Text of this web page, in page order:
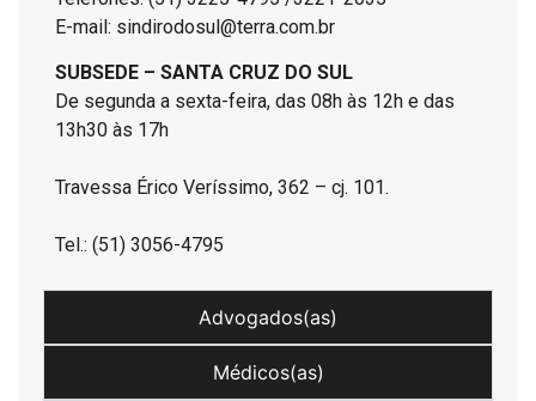
E-mail: sindirodosul@terra.com.br
SUBSEDE – SANTA CRUZ DO SUL
De segunda a sexta-feira, das 08h às 12h e das
13h30 às 17h
Travessa Érico Veríssimo, 362 – cj. 101.
Tel.: (51) 3056-4795
Advogados(as)
Médicos(as)